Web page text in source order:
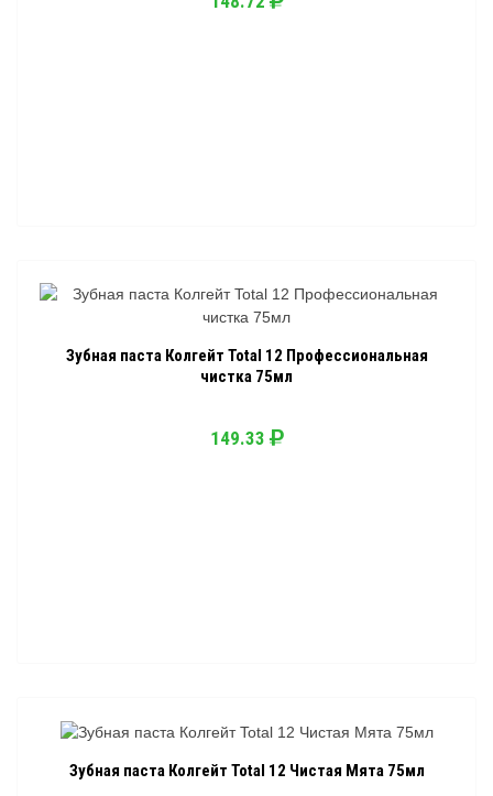
Зубная паста Колгейт Total 12 Профессиональная
чистка 75мл
149.33
Зубная паста Колгейт Total 12 Чистая Мята 75мл